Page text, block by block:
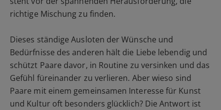
richtige Mischung zu finden.
Dieses ständige Ausloten der Wünsche und
Bedürfnisse des anderen hält die Liebe lebendig und
schützt Paare davor, in Routine zu versinken und das
Gefühl füreinander zu verlieren. Aber wieso sind
Paare mit einem gemeinsamen Interesse für Kunst
und Kultur oft besonders glücklich? Die Antwort ist